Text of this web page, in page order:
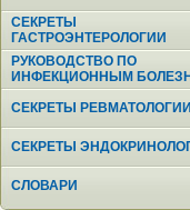
СЕКРЕТЫ
ГАСТРОЭНТЕРОЛОГИИ
РУКОВОДСТВО ПО
ИНФЕКЦИОННЫМ
СЕКРЕТЫ РЕВМАТОЛОГИИ
СЕКРЕТЫ
СЛОВАРИ